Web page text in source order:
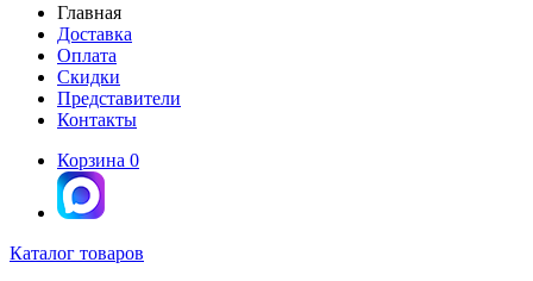
Главная
Доставка
Оплата
Скидки
Представители
Контакты
Корзина 0
Каталог товаров